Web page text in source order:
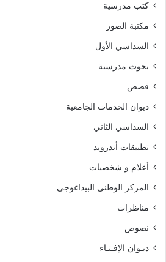
كتب مدرسية
مكتبة الصور
السداسي الأول
بحوث مدرسية
قصص
ديوان الخدمات الجامعية
السداسي الثاني
تطبيقات أندرويد
أعلام و شخصيات
المركز الوطني البيداغوجي
مناظرات
نصوص
ديـوان الإفـتـاء